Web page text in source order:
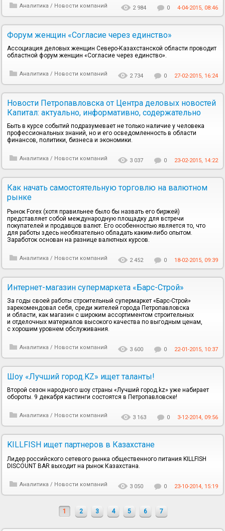
Аналитика / Новости компаний 2 984 0 4-04-2015, 08:46
Форум женщин «Согласие через единство»
Ассоциация деловых женщин Северо-Казахстанской области проводит
областной форум женщин «Согласие через единство».
Аналитика / Новости компаний 2 734 0 27-02-2015, 16:24
Новости Петропавловска от Центра деловых новостей
Капитал: актуально, информативно, содержательно
Быть в курсе событий подразумевает не только наличие у человека
профессиональных знаний, но и его осведомленность в области
финансов, политики, бизнеса и экономики.
Аналитика / Новости компаний 3 037 0 23-02-2015, 14:22
Как начать самостоятельную торговлю на валютном
рынке
Рынок Forex (хотя правильнее было бы назвать его биржей)
представляет собой международную площадку для встречи
покупателей и продавцов валют. Его особенностью является то, что
для работы здесь необязательно обладать каким-либо опытом.
Заработок основан на разнице валютных курсов.
Аналитика / Новости компаний 2 452 0 18-02-2015, 09:39
Интернет-магазин супермаркета «Барс-Строй»
За годы своей работы строительный супермаркет «Барс-Строй»
зарекомендовал себя, среди жителей города Петропавловска
и области, как магазин с широким ассортиментом строительных
и отделочных материалов высокого качества по выгодным ценам,
с хорошим уровнем обслуживания.
Аналитика / Новости компаний 3 600 0 22-01-2015, 10:37
Шоу «Лучший город.KZ» ищет таланты!
Второй сезон народного шоу страны «Лучший город.kz» уже набирает
обороты. 9 декабря кастинги состоятся в Петропавловске!
Аналитика / Новости компаний 3 163 0 3-12-2014, 09:56
KILLFISH ищет партнеров в Казахстане
Лидер российского сетевого рынка общественного питания KILLFISH
DISCOUNT BAR выходит на рынок Казахстана.
Аналитика / Новости компаний 3 050 0 23-10-2014, 15:19
1 2 3 4 5 6 7